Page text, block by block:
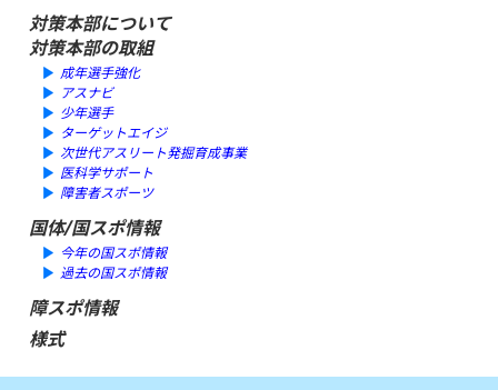
対策本部について
対策本部の取組
成年選手強化
アスナビ
少年選手
ターゲットエイジ
次世代アスリート発掘育成事業
医科学サポート
障害者スポーツ
国体/国スポ情報
今年の国スポ情報
過去の国スポ情報
障スポ情報
様式